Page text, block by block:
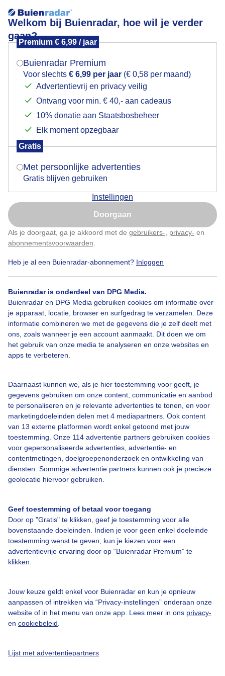
Welkom bij Buienradar, hoe wil je verder
gaan?
Premium € 6,99 / jaar
Buienradar Premium
Voor slechts € 6,99 per jaar (€ 0,58 per maand)
Advertentievrij en privacy veilig
Ontvang voor min. € 40,- aan cadeaus
10% donatie aan Staatsbosbeheer
Elk moment opzegbaar
Gratis
Met persoonlijke advertenties
Gratis blijven gebruiken
Instellingen
Doorgaan
Als je doorgaat, ga je akkoord met de gebruikers- privacy- en
abonnementsvoorwaarden
Heb je al een Buienradar-abonnement? Inloggen
Buienradar is onderdeel van DPG Media.
Buienradar en DPG Media gebruiken cookies om informatie over
je apparaat, locatie, browser en surfgedrag te verzamelen. Deze
informatie combineren we met de gegevens die je zelf deelt met
ons, zoals wanneer je een account aanmaakt. Dit doen we om
het gebruik van onze media te analyseren en onze websites en
apps te verbeteren.
Daarnaast kunnen we, als je hier toestemming voor geeft, je
gegevens gebruiken om onze content, communicatie en aanbod
te personaliseren en je relevante advertenties te tonen, en voor
marketingdoeleinden delen met 4 mediapartners. Ook content
van 13 externe platformen wordt enkel getoond met jouw
toestemming. Onze 114 advertentie partners gebruiken cookies
voor gepersonaliseerde advertenties, advertentie- en
contentmetingen, doelgroepenonderzoek en ontwikkeling van
diensten. Sommige advertentie partners kunnen ook je precieze
geolocatie hiervoor gebruiken.
Geef toestemming of betaal voor toegang
Door op "Gratis" te klikken, geef je toestemming voor alle
bovenstaande doeleinden. Indien je voor geen enkel doeleinde
toestemming wenst te geven, kun je kiezen voor een
advertentievrije ervaring door op “Buienradar Premium” te
klikken.
Jouw keuze geldt enkel voor Buienradar en kun je opnieuw
aanpassen of intrekken via “Privacy-instellingen” onderaan onze
website of in het menu van onze app. Lees meer in ons privacy-
en cookiebeleid
Lijst met advertentiepartners
Soms miezerig weer vanmorgen!
Door: Nico Vink Gemaakt: 13-10-2025, 30x bekeken
Natuur Herfst Regen
Bekijk slideshow
Over Buienradar
Bedrijfsgegevens
Contact
Toegankelijkheid
Gebruikersvoorwaarden
Adverteren
Privacy beleid
Cookie beleid
Mogen we je locatie gebruiken voor het
Indien je hier nog geen akkoord op hebt gegeven,
verschijnt er zo een pop-up uit je browser waarin
Is goed, toon de popup
Nu niet, misschien later
Klik hierom dit aan te passen